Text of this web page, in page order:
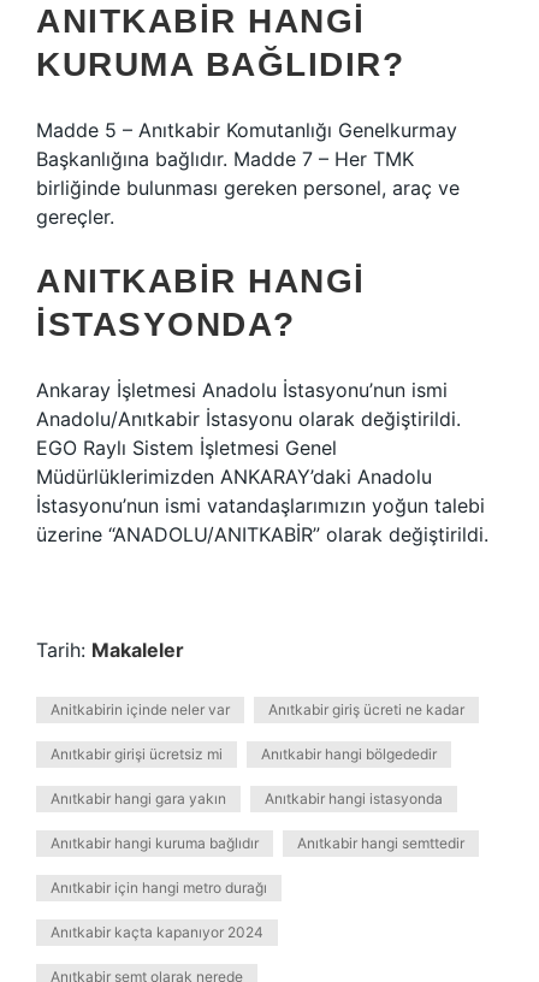
ANITKABIR HANGI
KURUMA BAĞLIDIR?
Madde 5 – Anıtkabir Komutanlığı Genelkurmay
Başkanlığına bağlıdır. Madde 7 – Her TMK
birliğinde bulunması gereken personel, araç ve
gereçler.
ANITKABIR HANGI
ISTASYONDA?
Ankaray İşletmesi Anadolu İstasyonu’nun ismi
Anadolu/Anıtkabir İstasyonu olarak değiştirildi.
EGO Raylı Sistem İşletmesi Genel
Müdürlüklerimizden ANKARAY’daki Anadolu
İstasyonu’nun ismi vatandaşlarımızın yoğun talebi
üzerine “ANADOLU/ANITKABİR” olarak değiştirildi.
Tarih: Makaleler
Anitkabirin içinde neler var Anıtkabir giriş ücreti ne kadar
Anıtkabir girişi ücretsiz mi Anıtkabir hangi bölgededir
Anıtkabir hangi gara yakın Anıtkabir hangi istasyonda
Anıtkabir hangi kuruma bağlıdır Anıtkabir hangi semttedir
Anıtkabir için hangi metro durağı
Anıtkabir kaçta kapanıyor 2024
Anıtkabir semt olarak nerede